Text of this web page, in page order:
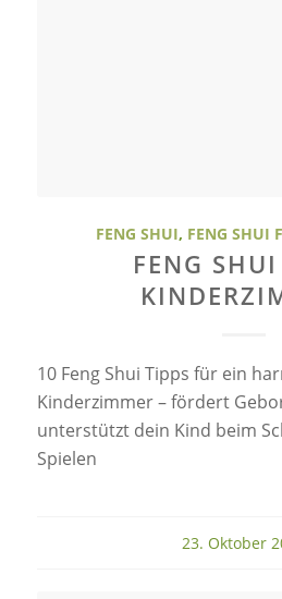
FENG SHUI, FENG SHUI
FENG SHUI
10 Feng Shui Tipps für ein
Kinderzimmer – fördert
unterstützt dein Kind beim
Spielen
23. Oktober